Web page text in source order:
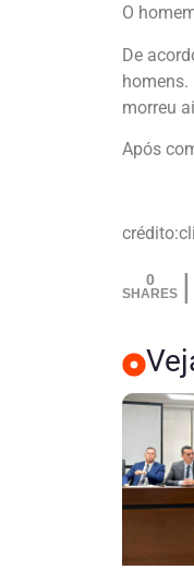
O
De
homens.
morreu
Após
0